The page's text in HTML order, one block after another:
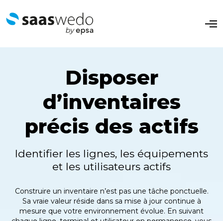
O
n
Disposer
d’inventaires
précis des actifs
Identifier les lignes, les équipements
et les utilisateurs actifs
Construire un inventaire n’est pas une tâche ponctuelle.
Sa vraie valeur réside dans sa mise à jour continue à
mesure que votre environnement évolue. En suivant